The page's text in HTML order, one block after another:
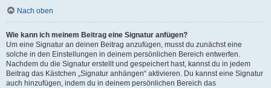
Nach oben
Wie kann ich meinem Beitrag eine Signatur anfügen?
Um eine Signatur an deinen Beitrag anzufügen, musst du zunächst eine
solche in den Einstellungen in deinem persönlichen Bereich entwerfen.
Nachdem du die Signatur erstellt und gespeichert hast, kannst du in jedem
Beitrag das Kästchen „Signatur anhängen“ aktivieren. Du kannst eine Signatur
auch hinzufügen, indem du in deinem persönlichen Bereich das